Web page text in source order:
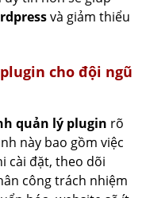
và giảm thiểu
cho đội ngũ
quản lý plugin rõ
này bao gồm việc
cài đặt, theo dõi
công trách nhiệm